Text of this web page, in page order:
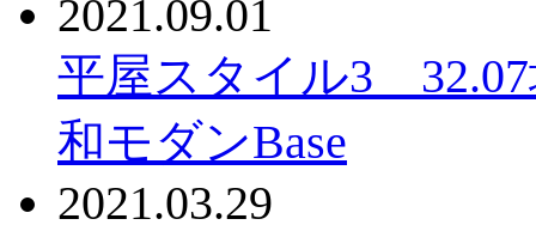
2021.09.01
平屋スタイル3
和モダンBase
2021.03.29